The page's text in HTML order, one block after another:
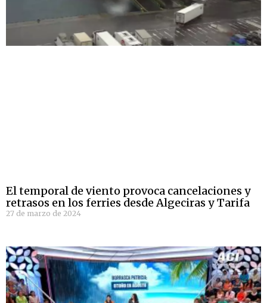
El temporal de viento provoca cancelaciones y
retrasos en los ferries desde Algeciras y Tarifa
27 de marzo de 2024